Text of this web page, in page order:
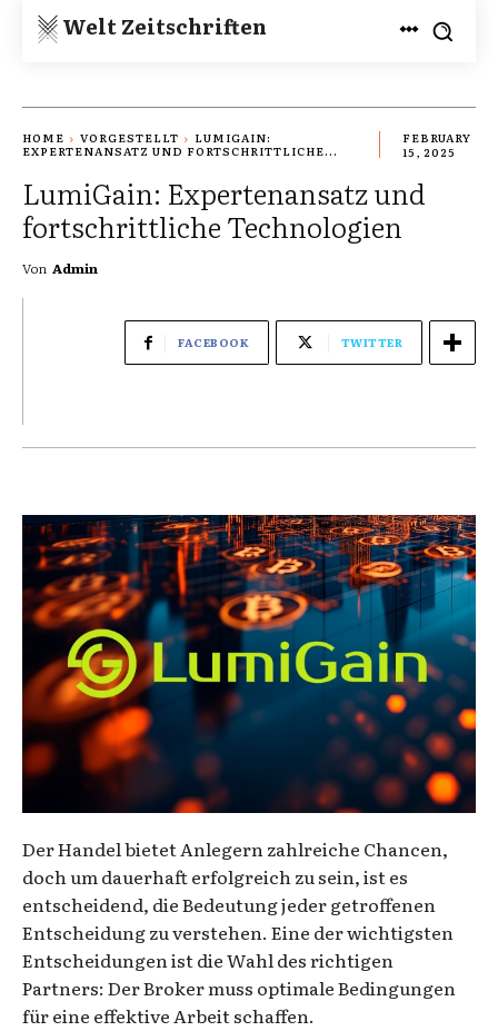
Welt Zeitschriften
HOME VORGESTELLT
LUMIGAIN:
EXPERTENANSATZ UND FORTSCHRITTLICHE...
FEBRUARY
15, 2025
LumiGain: Expertenansatz und
fortschrittliche Technologien
Von Admin
FACEBOOK TWITTER
Der Handel bietet Anlegern zahlreiche Chancen,
doch um dauerhaft erfolgreich zu sein, ist es
entscheidend, die Bedeutung jeder getroffenen
Entscheidung zu verstehen. Eine der wichtigsten
Entscheidungen ist die Wahl des richtigen
Partners: Der Broker muss optimale Bedingungen
für eine effektive Arbeit schaffen.